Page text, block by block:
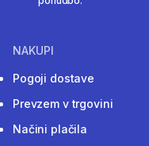
NAKUPI
Pogoji dostave
Prevzem v trgovini
Načini plačila